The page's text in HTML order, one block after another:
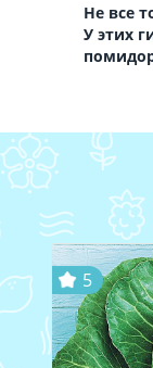
Не все
У этих
5